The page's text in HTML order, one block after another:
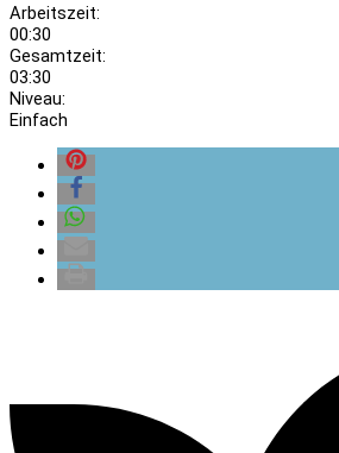
Arbeitszeit:
00:30
Gesamtzeit:
03:30
Niveau:
Einfach